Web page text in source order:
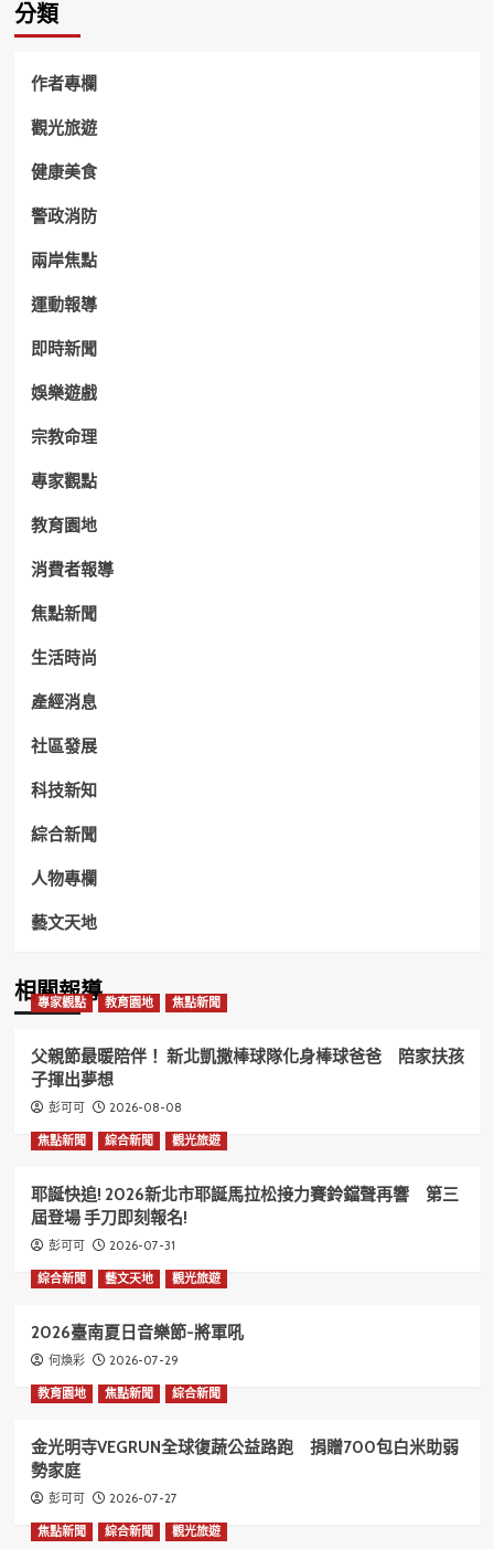
分類
作者專欄
觀光旅遊
健康美食
警政消防
兩岸焦點
運動報導
即時新聞
娛樂遊戲
宗教命理
專家觀點
教育園地
消費者報導
焦點新聞
生活時尚
產經消息
社區發展
科技新知
綜合新聞
人物專欄
藝文天地
相關報導
專家觀點 教育園地 焦點新聞
父親節最暖陪伴！ 新北凱撒棒球隊化身棒球爸爸 陪家扶孩
子揮出夢想
彭可可 2026-08-08
焦點新聞 綜合新聞 觀光旅遊
耶誕快追! 2026新北市耶誕馬拉松接力賽鈴鐺聲再響 第三
屆登場 手刀即刻報名!
彭可可 2026-07-31
綜合新聞 藝文天地 觀光旅遊
2026臺南夏日音樂節-將軍吼
何煥彩 2026-07-29
教育園地 焦點新聞 綜合新聞
金光明寺VEGRUN全球復蔬公益路跑 捐贈700包白米助弱
勢家庭
彭可可 2026-07-27
焦點新聞 綜合新聞 觀光旅遊